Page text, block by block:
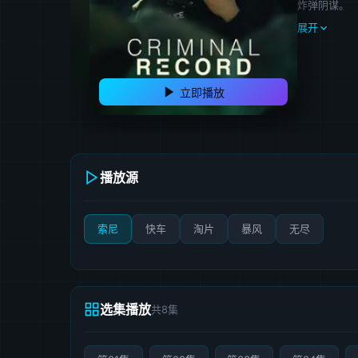
立即播放
炸弹阴谋。
展开
播放源
索尼 快车 淘片 暴风 无尽
选集播放共8集